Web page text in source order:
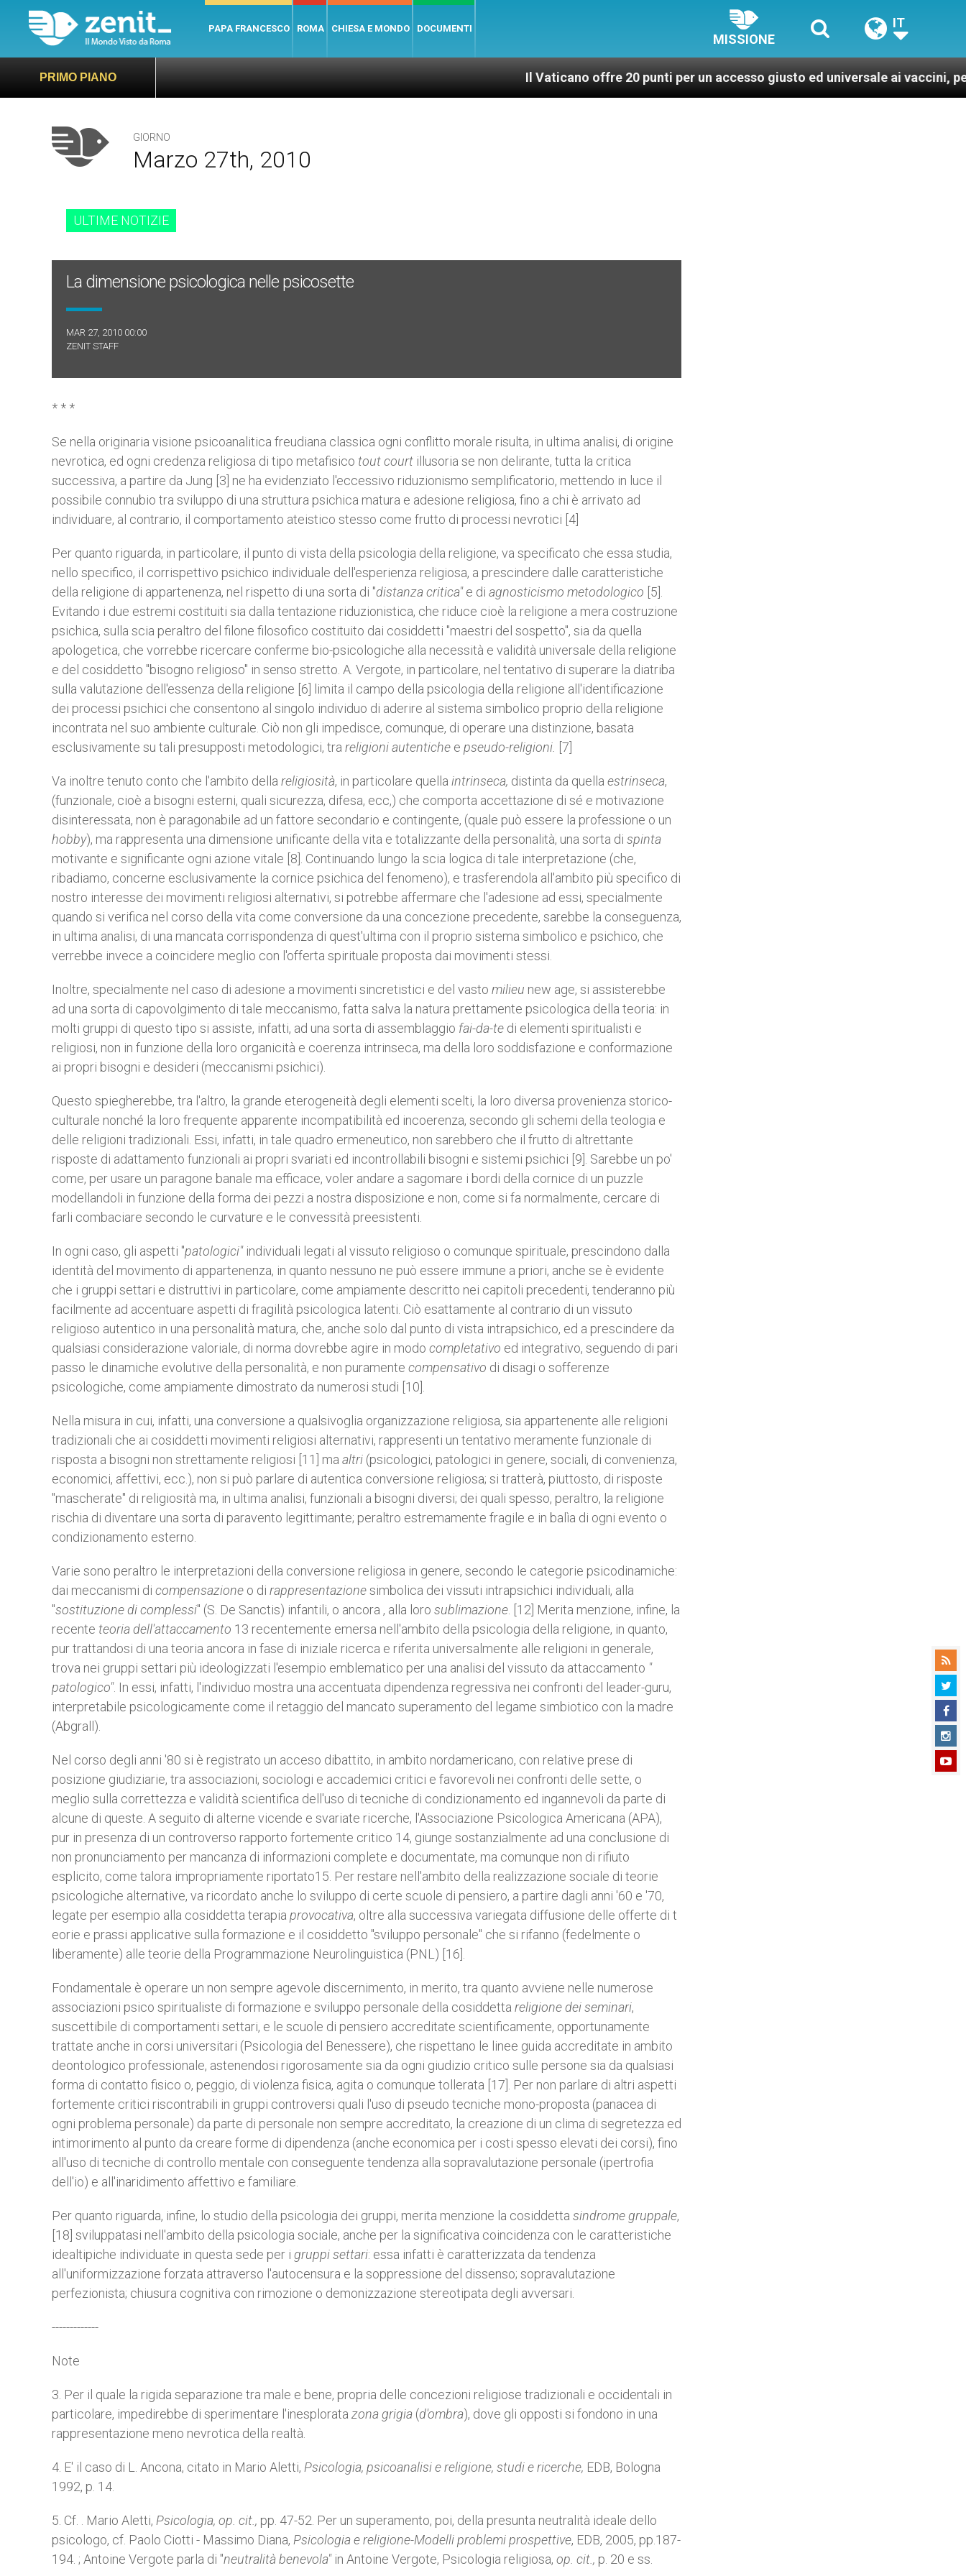
PAPA FRANCESCO ROMA CHIESA E MONDO DOCUMENTI
MISSIONE
IT
PRIMO PIANO Il Vaticano offre 20 punti per un accesso giusto ed universale ai vaccini, per un
GIORNO
Marzo 27th, 2010
ULTIME NOTIZIE
La dimensione psicologica nelle psicosette
MAR 27, 2010 00:00
ZENIT STAFF
* * *
Se nella originaria visione psicoanalitica freudiana classica ogni conflitto morale risulta, in ultima analisi, di origine
nevrotica, ed ogni credenza religiosa di tipo metafisico tout court illusoria se non delirante, tutta la critica
successiva, a partire da Jung [3] ne ha evidenziato l'eccessivo riduzionismo semplificatorio, mettendo in luce il
possibile connubio tra sviluppo di una struttura psichica matura e adesione religiosa, fino a chi è arrivato ad
individuare, al contrario, il comportamento ateistico stesso come frutto di processi nevrotici [4]
Per quanto riguarda, in particolare, il punto di vista della psicologia della religione, va specificato che essa studia,
nello specifico, il corrispettivo psichico individuale dell'esperienza religiosa, a prescindere dalle caratteristiche
della religione di appartenenza, nel rispetto di una sorta di "distanza critica"e di agnosticismo metodologico [5].
Evitando i due estremi costituiti sia dalla tentazione riduzionistica, che riduce cioè la religione a mera costruzione
psichica, sulla scia peraltro del filone filosofico costituito dai cosiddetti "maestri del sospetto", sia da quella
apologetica, che vorrebbe ricercare conferme bio-psicologiche alla necessità e validità universale della religione
e del cosiddetto "bisogno religioso" in senso stretto. A. Vergote, in particolare, nel tentativo di superare la diatriba
sulla valutazione dell'essenza della religione [6] limita il campo della psicologia della religione all'identificazione
dei processi psichici che consentono al singolo individuo di aderire al sistema simbolico proprio della religione
incontrata nel suo ambiente culturale. Ciò non gli impedisce, comunque, di operare una distinzione, basata
esclusivamente su tali presupposti metodologici, tra religioni autentiche e pseudo-religioni. [7]
Va inoltre tenuto conto che l'ambito della religiosità, in particolare quella intrinseca, distinta da quella estrinseca,
(funzionale, cioè a bisogni esterni, quali sicurezza, difesa, ecc,) che comporta accettazione di sé e motivazione
disinteressata, non è paragonabile ad un fattore secondario e contingente, (quale può essere la professione o un
hobby), ma rappresenta una dimensione unificante della vita e totalizzante della personalità, una sorta di spinta
motivante e significante ogni azione vitale [8]. Continuando lungo la scia logica di tale interpretazione (che,
ribadiamo, concerne esclusivamente la cornice psichica del fenomeno), e trasferendola all'ambito più specifico di
nostro interesse dei movimenti religiosi alternativi, si potrebbe affermare che l'adesione ad essi, specialmente
quando si verifica nel corso della vita come conversione da una concezione precedente, sarebbe la conseguenza,
in ultima analisi, di una mancata corrispondenza di quest'ultima con il proprio sistema simbolico e psichico, che
verrebbe invece a coincidere meglio con l'offerta spirituale proposta dai movimenti stessi.
Inoltre, specialmente nel caso di adesione a movimenti sincretistici e del vasto milieu new age, si assisterebbe
ad una sorta di capovolgimento di tale meccanismo, fatta salva la natura prettamente psicologica della teoria: in
molti gruppi di questo tipo si assiste, infatti, ad una sorta di assemblaggio fai-da-te di elementi spiritualisti e
religiosi, non in funzione della loro organicità e coerenza intrinseca, ma della loro soddisfazione e conformazione
ai propri bisogni e desideri (meccanismi psichici).
Questo spiegherebbe, tra l'altro, la grande eterogeneità degli elementi scelti, la loro diversa provenienza storico-
culturale nonché la loro frequente apparente incompatibilità ed incoerenza, secondo gli schemi della teologia e
delle religioni tradizionali. Essi, infatti, in tale quadro ermeneutico, non sarebbero che il frutto di altrettante
risposte di adattamento funzionali ai propri svariati ed incontrollabili bisogni e sistemi psichici [9]. Sarebbe un po'
come, per usare un paragone banale ma efficace, voler andare a sagomare i bordi della cornice di un puzzle
modellandoli in funzione della forma dei pezzi a nostra disposizione e non, come si fa normalmente, cercare di
farli combaciare secondo le curvature e le convessità preesistenti.
In ogni caso, gli aspetti "patologici"individuali legati al vissuto religioso o comunque spirituale, prescindono dalla
identità del movimento di appartenenza, in quanto nessuno ne può essere immune a priori, anche se è evidente
che i gruppi settari e distruttivi in particolare, come ampiamente descritto nei capitoli precedenti, tenderanno più
facilmente ad accentuare aspetti di fragilità psicologica latenti. Ciò esattamente al contrario di un vissuto
religioso autentico in una personalità matura, che, anche solo dal punto di vista intrapsichico, ed a prescindere da
qualsiasi considerazione valoriale, di norma dovrebbe agire in modo completativo ed integrativo, seguendo di pari
passo le dinamiche evolutive della personalità, e non puramente compensativo di disagi o sofferenze
psicologiche, come ampiamente dimostrato da numerosi studi [10].
Nella misura in cui, infatti, una conversione a qualsivoglia organizzazione religiosa, sia appartenente alle religioni
tradizionali che ai cosiddetti movimenti religiosi alternativi, rappresenti un tentativo meramente funzionale di
risposta a bisogni non strettamente religiosi [11] ma altri (psicologici, patologici in genere, sociali, di convenienza,
economici, affettivi, ecc.), non si può parlare di autentica conversione religiosa; si tratterà, piuttosto, di risposte
"mascherate" di religiosità ma, in ultima analisi, funzionali a bisogni diversi; dei quali spesso, peraltro, la religione
rischia di diventare una sorta di paravento legittimante; peraltro estremamente fragile e in balìa di ogni evento o
condizionamento esterno.
Varie sono peraltro le interpretazioni della conversione religiosa in genere, secondo le categorie psicodinamiche:
dai meccanismi di compensazione o di rappresentazionesimbolica dei vissuti intrapsichici individuali, alla
"sostituzione di complessi" (S. De Sanctis) infantili, o ancora , alla loro sublimazione . [12] Merita menzione, infine, la
recente teoria dell'attaccamento 13 recentemente emersa nell'ambito della psicologia della religione, in quanto,
pur trattandosi di una teoria ancora in fase di iniziale ricerca e riferita universalmente alle religioni in generale,
trova nei gruppi settari più ideologizzati l'esempio emblematico per una analisi del vissuto da attaccamento "
patologico". In essi, infatti, l'individuo mostra una accentuata dipendenza regressiva nei confronti del leader-guru,
interpretabile psicologicamente come il retaggio del mancato superamento del legame simbiotico con la madre
(Abgrall).
Nel corso degli anni '80 si è registrato un acceso dibattito, in ambito nordamericano, con relative prese di
posizione giudiziarie, tra associazioni, sociologi e accademici critici e favorevoli nei confronti delle sette, o
meglio sulla correttezza e validità scientifica dell'uso di tecniche di condizionamento ed ingannevoli da parte di
alcune di queste. A seguito di alterne vicende e svariate ricerche, l'Associazione Psicologica Americana (APA),
pur in presenza di un controverso rapporto fortemente critico 14, giunge sostanzialmente ad una conclusione di
non pronunciamento per mancanza di informazioni complete e documentate, ma comunque non di rifiuto
esplicito, come talora impropriamente riportato15. Per restare nell'ambito della realizzazione sociale di teorie
psicologiche alternative, va ricordato anche lo sviluppo di certe scuole di pensiero, a partire dagli anni '60 e '70,
legate per esempio alla cosiddetta terapia provocativa, oltre alla successiva variegata diffusione delle offerte di t
eorie e prassi applicative sulla formazione e il cosiddetto "sviluppo personale" che si rifanno (fedelmente o
liberamente) alle teorie della Programmazione Neurolinguistica (PNL) [16].
Fondamentale è operare un non sempre agevole discernimento, in merito, tra quanto avviene nelle numerose
associazioni psico spiritualiste di formazione e sviluppo personale della cosiddetta religione dei seminari,
suscettibile di comportamenti settari, e le scuole di pensiero accreditate scientificamente, opportunamente
trattate anche in corsi universitari (Psicologia del Benessere), che rispettano le linee guida accreditate in ambito
deontologico professionale, astenendosi rigorosamente sia da ogni giudizio critico sulle persone sia da qualsiasi
forma di contatto fisico o, peggio, di violenza fisica, agita o comunque tollerata [17]. Per non parlare di altri aspetti
fortemente critici riscontrabili in gruppi controversi quali l'uso di pseudo tecniche mono-proposta (panacea di
ogni problema personale) da parte di personale non sempre accreditato, la creazione di un clima di segretezza ed
intimorimento al punto da creare forme di dipendenza (anche economica per i costi spesso elevati dei corsi), fino
all'uso di tecniche di controllo mentale con conseguente tendenza alla sopravalutazione personale (ipertrofia
dell'io) e all'inaridimento affettivo e familiare.
Per quanto riguarda, infine, lo studio della psicologia dei gruppi, merita menzione la cosiddetta sindrome gruppale,
[18] sviluppatasi nell'ambito della psicologia sociale, anche per la significativa coincidenza con le caratteristiche
idealtipiche individuate in questa sede per i gruppi settari: essa infatti è caratterizzata da tendenza
all'uniformizzazione forzata attraverso l'autocensura e la soppressione del dissenso; sopravalutazione
perfezionista; chiusura cognitiva con rimozione o demonizzazione stereotipata degli avversari.
-------------
Note
3. Per il quale la rigida separazione tra male e bene, propria delle concezioni religiose tradizionali e occidentali in
particolare, impedirebbe di sperimentare l'inesplorata zona grigia (d'ombra), dove gli opposti si fondono in una
rappresentazione meno nevrotica della realtà.
4. E' il caso di L. Ancona, citato in Mario Aletti, Psicologia, psicoanalisi e religione, studi e ricerche, EDB, Bologna
1992, p. 14.
5. Cf. . Mario Aletti, Psicologia, op. cit., pp. 47-52. Per un superamento, poi, della presunta neutralità ideale dello
psicologo, cf. Paolo Ciotti - Massimo Diana, Psicologia e religione-Modelli problemi prospettive, EDB, 2005, pp.187-
194. ; Antoine Vergote parla di "neutralità benevola"in Antoine Vergote, Psicologia religiosa, op. cit., p. 20 e ss.